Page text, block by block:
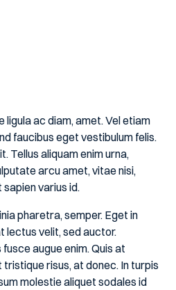
ligula ac diam, amet. Vel etiam
faucibus eget vestibulum felis.
Tellus aliquam enim urna,
arcu amet, vitae nisi,
varius id.
pharetra, semper. Eget in
lectus velit, sed auctor.
augue enim. Quis at
risus, at donec. In turpis
molestie aliquet sodales id